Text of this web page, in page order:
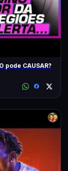
pode CAUSAR?